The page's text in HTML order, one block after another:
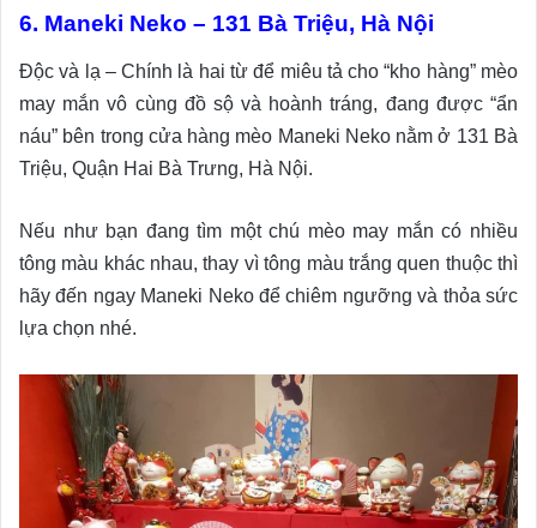
6. Maneki Neko – 131 Bà Triệu, Hà Nội
Độc và lạ – Chính là hai từ để miêu tả cho “kho hàng” mèo
may mắn vô cùng đồ sộ và hoành tráng, đang được “ẩn
náu” bên trong cửa hàng mèo Maneki Neko nằm ở 131 Bà
Triệu, Quận Hai Bà Trưng, Hà Nội.
Nếu như bạn đang tìm một chú mèo may mắn có nhiều
tông màu khác nhau, thay vì tông màu trắng quen thuộc thì
hãy đến ngay Maneki Neko để chiêm ngưỡng và thỏa sức
lựa chọn nhé.